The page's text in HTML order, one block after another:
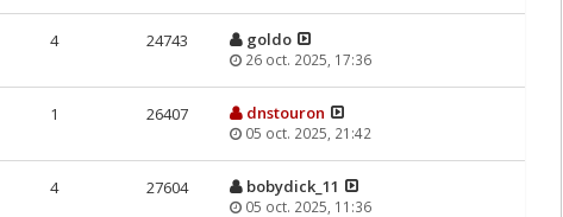
4 24743 goldo
26 oct. 2025, 17:36
1 26407 dnstouron
05 oct. 2025, 21:42
4 27604 bobydick_11
05 oct. 2025, 11:36